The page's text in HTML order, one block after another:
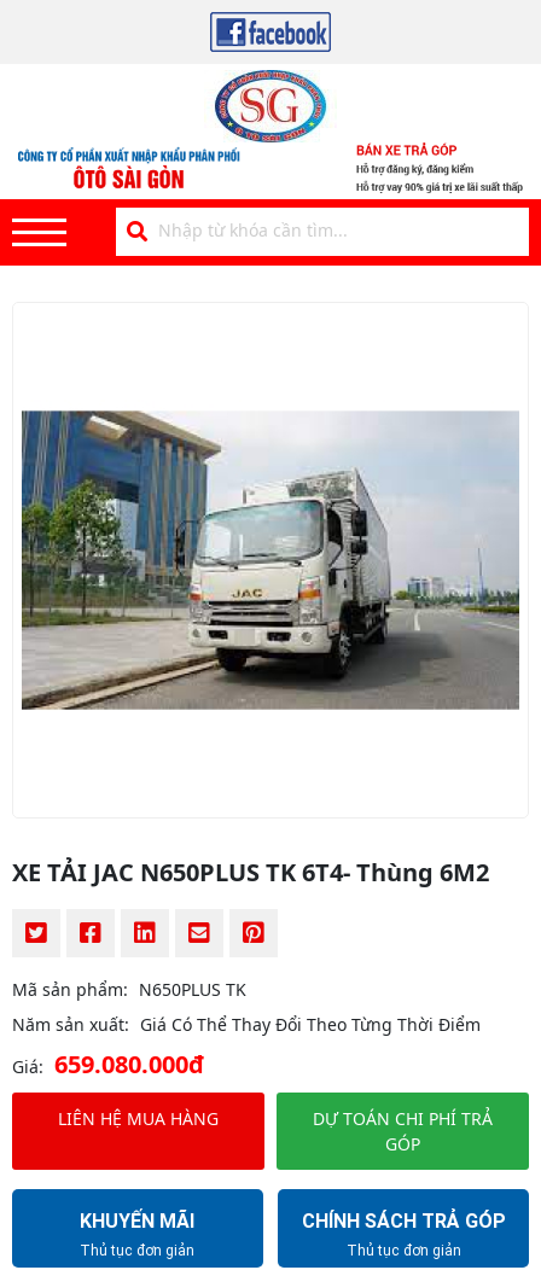
XE TẢI JAC N650PLUS TK 6T4- Thùng 6M2
Mã sản phẩm: N650PLUS TK
Năm sản xuất: Giá Có Thể Thay Đổi Theo Từng Thời Điểm
Giá: 659.080.000đ
LIÊN HỆ MUA HÀNG
DỰ TOÁN CHI PHÍ TRẢ
GÓP
KHUYẾN MÃI
Thủ tục đơn giản
CHÍNH SÁCH TRẢ GÓP
Thủ tục đơn giản